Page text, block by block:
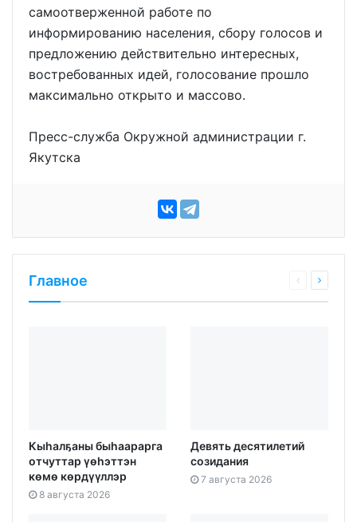
самоотверженной работе по
информированию населения, сбору голосов и
предложению действительно интересных,
востребованных идей, голосование прошло
максимально открыто и массово.
Пресс-служба Окружной администрации г.
Якутска
Главное
Кыһалҕаны быһаарарга
отчуттар үөһэттэн
көмө көрдүүллэр
8 августа 2026
Девять десятилетий
созидания
7 августа 2026